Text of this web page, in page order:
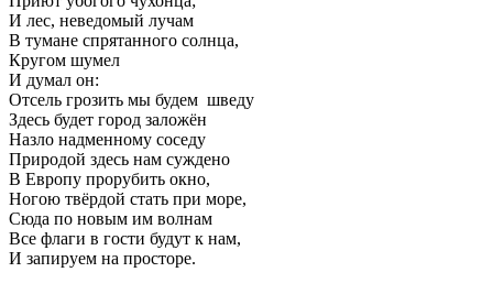
И лес, неведомый лучам
В тумане спрятанного солнца,
Кругом шумел
И думал он:
Отсель грозить мы будем шведу
Здесь будет город заложён
Назло надменному соседу
Природой здесь нам суждено
В Европу прорубить окно,
Ногою твёрдой стать при море,
Сюда по новым им волнам
Все флаги в гости будут к нам,
И запируем на просторе.